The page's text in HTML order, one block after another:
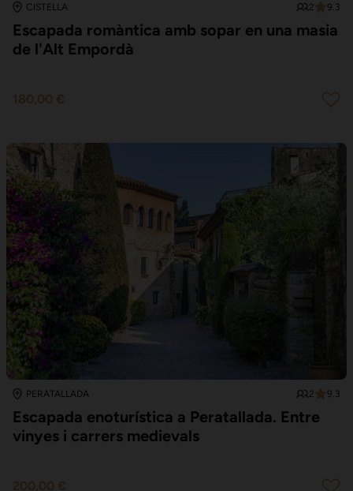
CISTELLA 2 9.3
Escapada romàntica amb sopar en una masia
de l'Alt Empordà
PERATALLADA 2 9.3
Escapada enoturística a Peratallada. Entre
vinyes i carrers medievals